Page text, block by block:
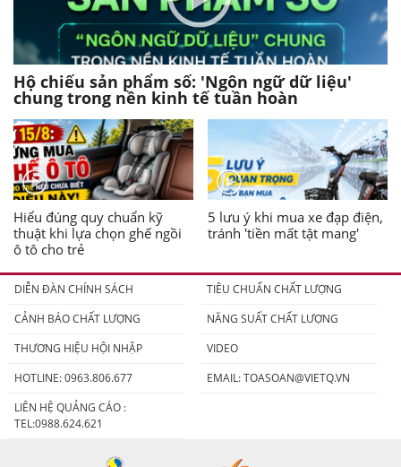
Hộ chiếu sản phẩm số: 'Ngôn ngữ dữ liệu'
chung trong nền kinh tế tuần hoàn
Hiểu đúng quy chuẩn kỹ
thuật khi lựa chọn ghế ngồi
ô tô cho trẻ
5 lưu ý khi mua xe đạp điện,
tránh 'tiền mất tật mang'
DIỄN ĐÀN CHÍNH SÁCH
TIÊU CHUẨN CHẤT LƯỢNG
CẢNH BÁO CHẤT LƯỢNG
NĂNG SUẤT CHẤT LƯỢNG
THƯƠNG HIỆU HỘI NHẬP
VIDEO
HOTLINE: 0963.806.677
EMAIL:TOASOAN@VIETQ.VN
LIÊN HỆ QUẢNG CÁO :
TEL:0988.624.621